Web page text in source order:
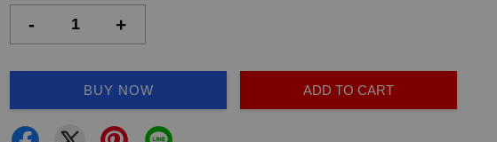
- +
BUY NOW ADD TO CART